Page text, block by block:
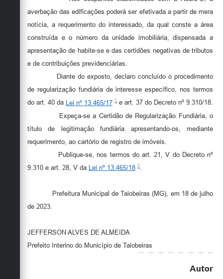
averbação das edificações poderá ser efetivada a partir de mera
notícia, a requerimento do interessado, da qual conste a área
construída e o número da unidade imobiliária, dispensada a
apresentação de habite-se e das certidões negativas de tributos
e de contribuições previdenciárias.
Diante do exposto, declaro concluído o procedimento
de regularização fundiária de interesse específico, nos termos
do art. 40 da Lei nº 13.465/17
e art. 37 do Decreto nº 9.310/18.
Expeça-se a Certidão de Regularização Fundiária, o
título de legitimação fundiária apresentando-os, mediante
requerimento, ao cartório de registro de imóveis.
Publique-se, nos termos do art. 21, V do Decreto nº
9.310 e art. 28, V da
Lei nº 13.465/18
Prefeitura Municipal de Taiobeiras (MG), em 18 de julho
de 2023.
JEFFERSON ALVES DE ALMEIDA
Prefeito Interino do Município de Taiobeiras
Autor